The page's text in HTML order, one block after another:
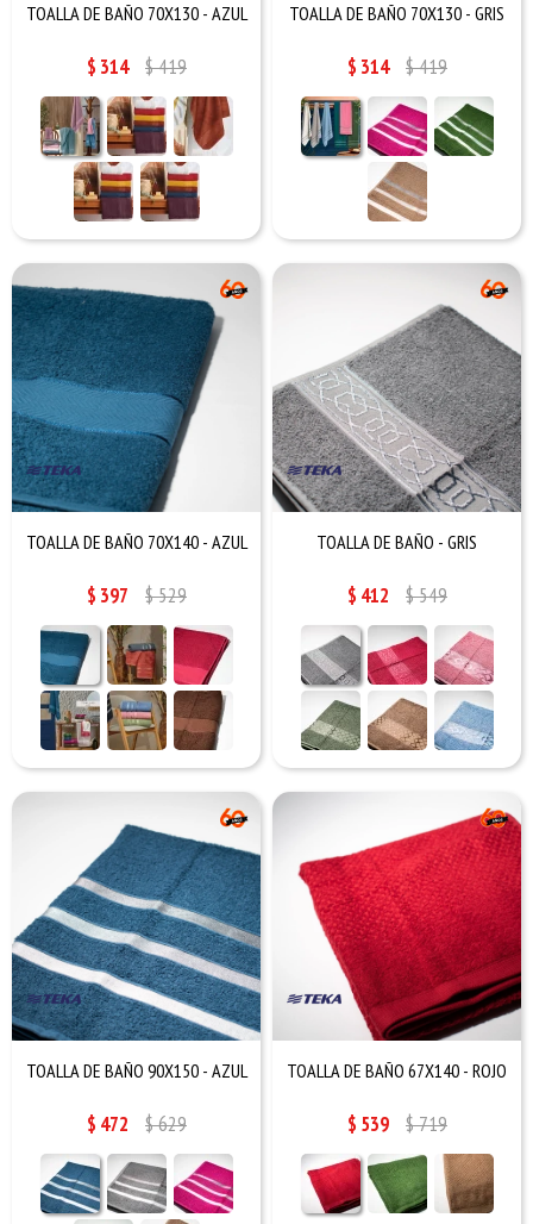
TOALLA DE BAÑO 70X130 - AZUL
$ 314 $419
TOALLA DE BAÑO 70X130 - GRIS
$ 314 $419
TOALLA DE BAÑO 70X140 - AZUL
$ 397 $529
TOALLA DE BAÑO - GRIS
$ 412 $549
TOALLA DE BAÑO 90X150 - AZUL
$ 472 $629
TOALLA DE BAÑO 67X140 - ROJO
$ 539 $719